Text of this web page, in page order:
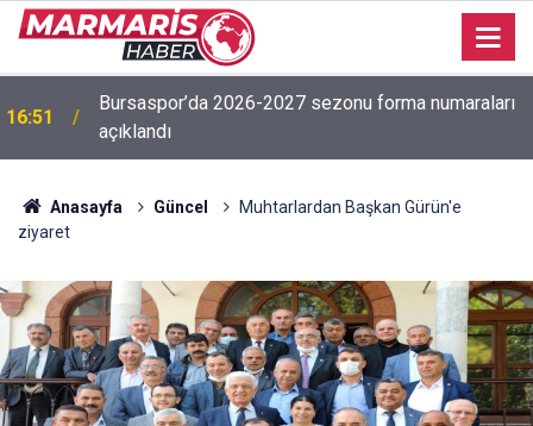
16:50
İşitme Engelliler Genç Kız Futsal Milli Takımı,
Bilecik’te kampa girdi
Anasayfa Güncel
Muhtarlardan Başkan Gürün'e
ziyaret